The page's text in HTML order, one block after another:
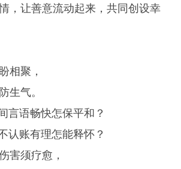
，让善意流动起来，共同创设幸
相聚，
生气。
言语畅快怎保平和？
认账有理怎能释怀？
害须疗愈，